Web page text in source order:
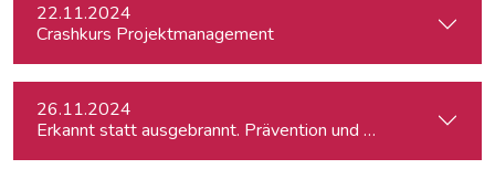
22.11.2024
Crashkurs Projektmanagement
26.11.2024
Erkannt statt ausgebrannt. Prävention und Erste-Hilfe bei